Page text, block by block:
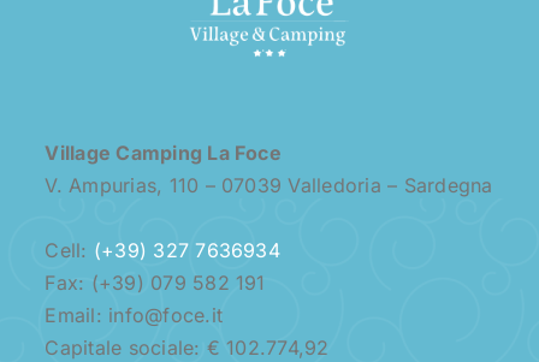
Village Camping La Foce
V. Ampurias, 110 – 07039 Valledoria – Sardegna
Cell: (+39) 327 7636934
Fax: (+39) 079 582 191
Email: info@foce.it
Capitale sociale: € 102.774,92